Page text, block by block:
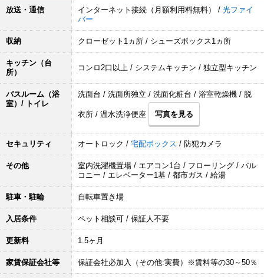
放送・通信 インターネット接続（月額利用料無料） / 光ファイ
バー
収納 クローゼット1ヵ所 / シューズボックス1ヵ所
キッチン（台
所）
コンロ2口以上 / システムキッチン / 独立型キッチン
バスルーム（浴
室）/ トイレ
洗面台 / 洗面所独立 / 洗面化粧台 / 浴室乾燥機 / 脱
衣所 / 温水洗浄便座 写真を見る
セキュリティ オートロック / 宅配ボックス / 防犯カメラ
その他
室内洗濯機置場 / エアコン1台 / フローリング / バル
コニー / エレベーター1基 / 都市ガス / 給湯
駐車・駐輪 自転車置き場
入居条件 ペット相談可 / 保証人不要
更新料 1.5ヶ月
家賃保証会社等 保証会社必加入（その他:実費）※賃料等の30～50％